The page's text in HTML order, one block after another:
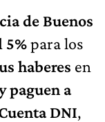
de Buenos
5%para los
haberes en
paguen a
DNI,